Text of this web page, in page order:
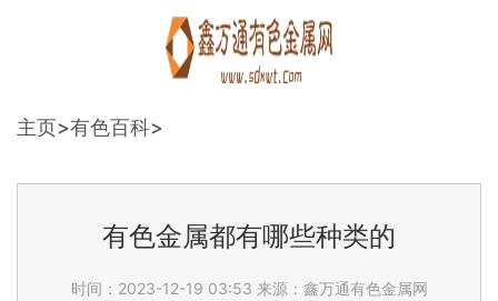
主页>有色百科>
有色金属都有哪些种类的
时间：2023-12-19 03:53 来源：鑫万通有色金属网